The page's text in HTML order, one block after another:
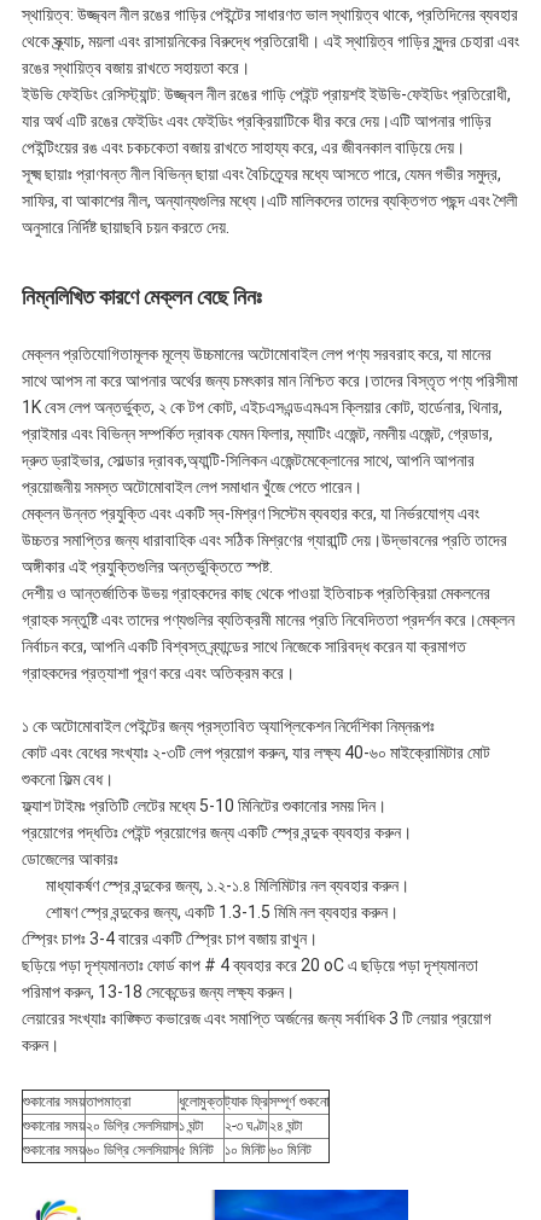
স্থায়িত্ব: উজ্জ্বল নীল রঙের গাড়ির পেইন্টের সাধারণত ভাল স্থায়িত্ব থাকে, প্রতিদিনের ব্যবহার
থেকে স্ক্র্যাচ, ময়লা এবং রাসায়নিকের বিরুদ্ধে প্রতিরোধী। এই স্থায়িত্ব গাড়ির সুন্দর চেহারা এবং
রঙের স্থায়িত্ব বজায় রাখতে সহায়তা করে।
ইউভি ফেইডিং রেসিস্ট্যান্ট: উজ্জ্বল নীল রঙের গাড়ি পেইন্ট প্রায়শই ইউভি-ফেইডিং প্রতিরোধী,
যার অর্থ এটি রঙের ফেইডিং এবং ফেইডিং প্রক্রিয়াটিকে ধীর করে দেয়।এটি আপনার গাড়ির
পেইন্টিংয়ের রঙ এবং চকচকেতা বজায় রাখতে সাহায্য করে, এর জীবনকাল বাড়িয়ে দেয়।
সূক্ষ্ম ছায়াঃ প্রাণবন্ত নীল বিভিন্ন ছায়া এবং বৈচিত্র্যের মধ্যে আসতে পারে, যেমন গভীর সমুদ্র,
সাফির, বা আকাশের নীল, অন্যান্যগুলির মধ্যে।এটি মালিকদের তাদের ব্যক্তিগত পছন্দ এবং শৈলী
অনুসারে নির্দিষ্ট ছায়াছবি চয়ন করতে দেয়.
নিম্নলিখিত কারণে মেক্লন বেছে নিনঃ
মেক্লন প্রতিযোগিতামূলক মূল্যে উচ্চমানের অটোমোবাইল লেপ পণ্য সরবরাহ করে, যা মানের
সাথে আপস না করে আপনার অর্থের জন্য চমৎকার মান নিশ্চিত করে।তাদের বিস্তৃত পণ্য পরিসীমা
1K বেস লেপ অন্তর্ভুক্ত, ২ কে টপ কোট, এইচএসএন্ডএমএস ক্লিয়ার কোট, হার্ডেনার, থিনার,
প্রাইমার এবং বিভিন্ন সম্পর্কিত দ্রাবক যেমন ফিলার, ম্যাটিং এজেন্ট, নমনীয় এজেন্ট, গ্রেডার,
দ্রুত ড্রাইভার, সোল্ডার দ্রাবক,অ্যান্টি-সিলিকন এজেন্টমেক্লোনের সাথে, আপনি আপনার
প্রয়োজনীয় সমস্ত অটোমোবাইল লেপ সমাধান খুঁজে পেতে পারেন।
মেক্লন উন্নত প্রযুক্তি এবং একটি স্ব-মিশ্রণ সিস্টেম ব্যবহার করে, যা নির্ভরযোগ্য এবং
উচ্চতর সমাপ্তির জন্য ধারাবাহিক এবং সঠিক মিশ্রণের গ্যারান্টি দেয়।উদ্ভাবনের প্রতি তাদের
অঙ্গীকার এই প্রযুক্তিগুলির অন্তর্ভুক্তিতে স্পষ্ট.
দেশীয় ও আন্তর্জাতিক উভয় গ্রাহকদের কাছ থেকে পাওয়া ইতিবাচক প্রতিক্রিয়া মেকলনের
গ্রাহক সন্তুষ্টি এবং তাদের পণ্যগুলির ব্যতিক্রমী মানের প্রতি নিবেদিততা প্রদর্শন করে।মেক্লন
নির্বাচন করে, আপনি একটি বিশ্বস্ত ব্র্যান্ডের সাথে নিজেকে সারিবদ্ধ করেন যা ক্রমাগত
গ্রাহকদের প্রত্যাশা পূরণ করে এবং অতিক্রম করে।
১ কে অটোমোবাইল পেইন্টের জন্য প্রস্তাবিত অ্যাপ্লিকেশন নির্দেশিকা নিম্নরূপঃ
কোট এবং বেধের সংখ্যাঃ ২-৩টি লেপ প্রয়োগ করুন, যার লক্ষ্য 40-৬০ মাইক্রোমিটার মোট
শুকনো ফিল্ম বেধ।
ফ্ল্যাশ টাইমঃ প্রতিটি লেটের মধ্যে 5-10 মিনিটের শুকানোর সময় দিন।
প্রয়োগের পদ্ধতিঃ পেইন্ট প্রয়োগের জন্য একটি স্প্রে বন্দুক ব্যবহার করুন।
ডোজেলের আকারঃ
মাধ্যাকর্ষণ স্প্রে বন্দুকের জন্য, ১.২-১.৪ মিলিমিটার নল ব্যবহার করুন।
শোষণ স্প্রে বন্দুকের জন্য, একটি 1.3-1.5 মিমি নল ব্যবহার করুন।
স্প্রেিং চাপঃ 3-4 বারের একটি স্প্রেিং চাপ বজায় রাখুন।
ছড়িয়ে পড়া দৃশ্যমানতাঃ ফোর্ড কাপ # 4 ব্যবহার করে 20 oC এ ছড়িয়ে পড়া দৃশ্যমানতা
পরিমাপ করুন, 13-18 সেকেন্ডের জন্য লক্ষ্য করুন।
লেয়ারের সংখ্যাঃ কাঙ্ক্ষিত কভারেজ এবং সমাপ্তি অর্জনের জন্য সর্বাধিক 3 টি লেয়ার প্রয়োগ
করুন।
শুকানোর সময়তাপমাত্রা ধুলোমুক্তট্যাক ফ্রিসম্পূর্ণ শুকনো
শুকানোর সময়২০ ডিগ্রি সেলসিয়াস১ ঘন্টা ২-৩ ঘণ্টা২৪ ঘন্টা
শুকানোর সময়৬০ ডিগ্রি সেলসিয়াস৫ মিনিট ১০ মিনিট ৬০ মিনিট